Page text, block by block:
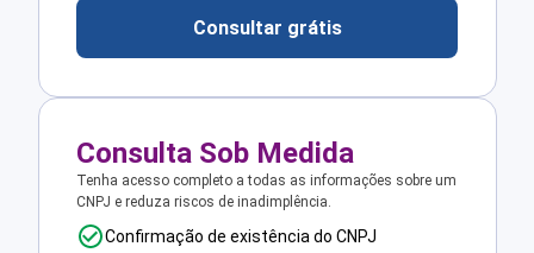
Consultar grátis
Consulta Sob Medida
Tenha acesso completo a todas as informações sobre um
CNPJ e reduza riscos de inadimplência.
Confirmação de existência do CNPJ